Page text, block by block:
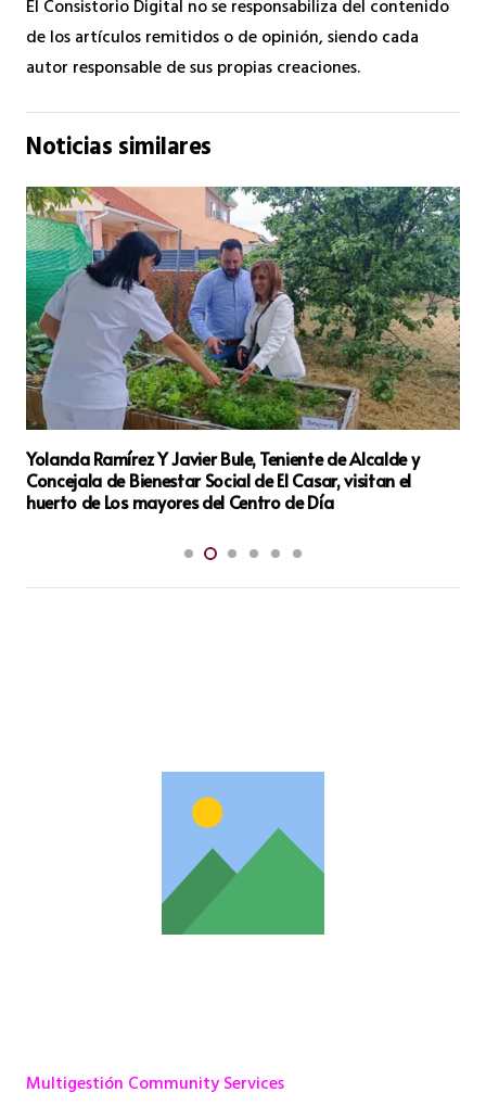
El Consistorio Digital no se responsabiliza del contenido
de los artículos remitidos o de opinión, siendo cada
autor responsable de sus propias creaciones.
Noticias similares
Bule, Teniente de Alcalde y
Social de El Casar, visitan el
del Centro de Día
Encuentro
Trillo.
Multigestión Community Services